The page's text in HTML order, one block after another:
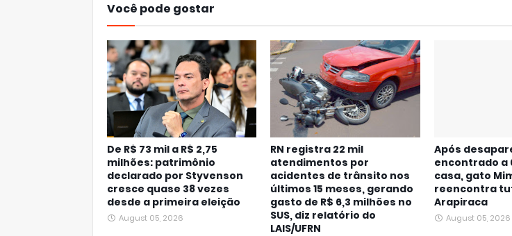
Você pode gostar
De R$ 73 mil a R$ 2,75
milhões: patrimônio
declarado por Styvenson
cresce quase 38 vezes
desde a primeira eleição
August 05, 2026
RN registra 22 mil
atendimentos por
acidentes de trânsito nos
últimos 15 meses, gerando
gasto de R$ 6,3 milhões no
SUS, diz relatório do
LAIS/UFRN
Após
encontrado a
casa, gato
reencontra
Arapiraca
August 05, 2026